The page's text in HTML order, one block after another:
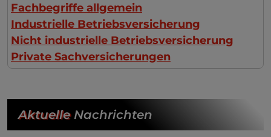
Fachbegriffe allgemein
Industrielle Betriebsversicherung
Nicht industrielle Betriebsversicherung
Private Sachversicherungen
AktuelleNachrichten